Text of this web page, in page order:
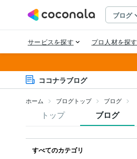
ココナラブログ
ホーム ブログトップ ブログ
トップ ブログ
すべてのカテゴリ